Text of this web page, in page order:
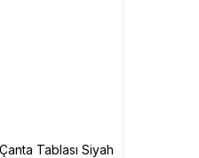
Tablası Siyah